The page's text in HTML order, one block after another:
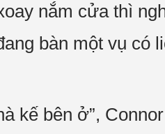
nắm cửa thì
bàn một vụ có
kế bên ở”,